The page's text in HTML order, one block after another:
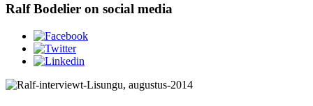
Ralf Bodelier on social media